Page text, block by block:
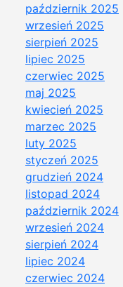
październik 2025
wrzesień 2025
sierpień 2025
lipiec 2025
czerwiec 2025
maj 2025
kwiecień 2025
marzec 2025
luty 2025
styczeń 2025
grudzień 2024
listopad 2024
październik 2024
wrzesień 2024
sierpień 2024
lipiec 2024
czerwiec 2024